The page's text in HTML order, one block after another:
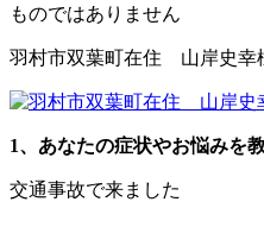
ものではありません
羽村市双葉町在住 山岸史
1、あなたの症状やお悩みを
交通事故で来ました